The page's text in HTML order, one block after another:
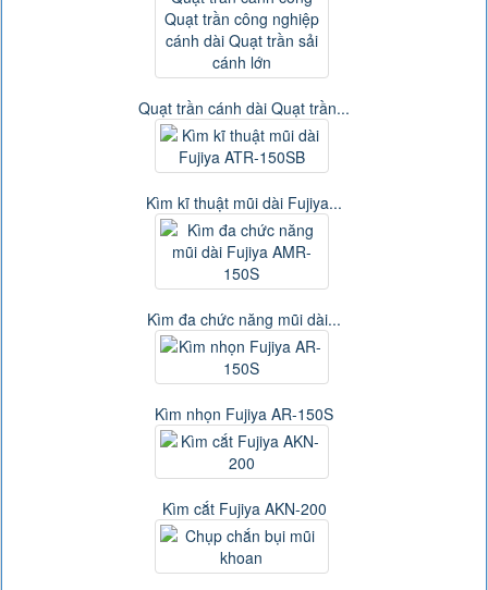
Quạt trần cánh dài Quạt trần...
Kìm kĩ thuật mũi dài Fujiya...
Kìm đa chức năng mũi dài...
Kìm nhọn Fujiya AR-150S
Kìm cắt Fujiya AKN-200